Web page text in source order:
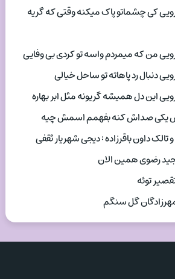
کی چشماتو پاک میکنه وقتی که گریه
من که میمردم واسه تو کردی بی وفایی
دنبال رد پاهاته تو ساحل خیالی
این دل همیشه گریونه مثل ابر بهاره
یکی صداش کنه بفهمم اسمش چیه
داون باقرزاده : دیجی شهریار ثقفی
رضوی همین الان
توئه
گل سنگم